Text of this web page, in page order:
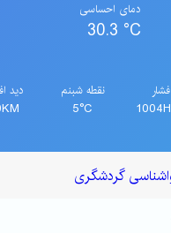
دمای احساسی
30.3 °C
فشار نقطه شبنم
5°C
دید
گردشگری